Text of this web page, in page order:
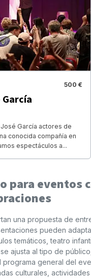
500 €
García actores de
conocida compañía en
espectáculos a...
para eventos
una propuesta de
pueden
temáticos, teatro
ajusta al tipo de
general del
culturales,